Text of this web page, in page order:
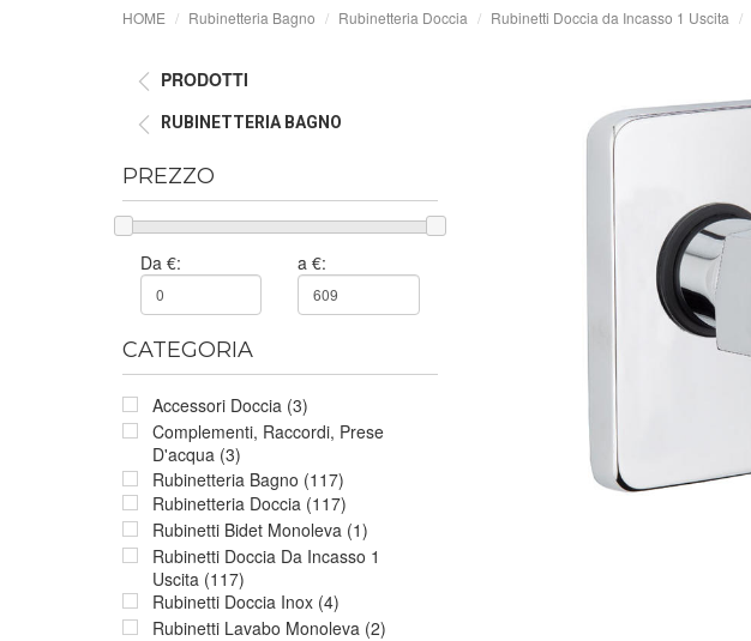
HOME Rubinetteria Bagno Rubinetteria Doccia Rubinetti Doccia da Incasso 1 Uscita
PRODOTTI
RUBINETTERIA BAGNO
PREZZO
Da €: a €:
CATEGORIA
Accessori Doccia (3)
Complementi, Raccordi, Prese
D'acqua (3)
Rubinetteria Bagno (117)
Rubinetteria Doccia (117)
Rubinetti Bidet Monoleva (1)
Rubinetti Doccia Da Incasso 1
Uscita (117)
Rubinetti Doccia Inox (4)
Rubinetti Lavabo Monoleva (2)